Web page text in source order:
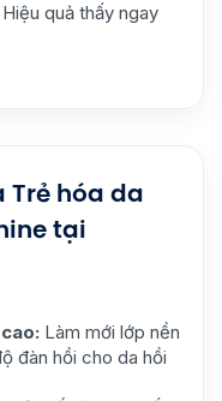
quả thấy ngay
Trẻ hóa da
tại
Làm mới lớp nền
đàn hồi cho da hồi